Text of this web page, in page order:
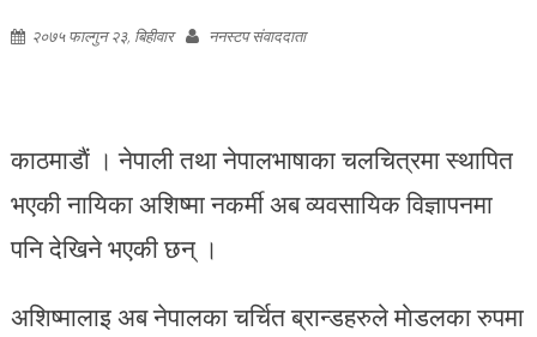
२०७५ फाल्गुन २३, बिहीवार ननस्टप संवाददाता
काठमाडाैं । नेपाली तथा नेपालभाषाका चलचित्रमा स्थापित
भएकी नायिका अशिष्मा नकर्मी अब व्यवसायिक विज्ञापनमा
पनि देखिने भएकी छन् ।
अशिष्मालाइ अब नेपालका चर्चित ब्रान्डहरुले माेडलका रुपमा